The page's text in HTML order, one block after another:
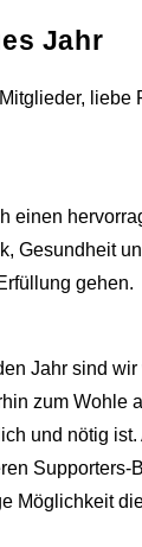
Jahr
liebe
einen
Gesundheit
gehen.
Jahr sind
zum Wohle
und nötig
Supporters-
Möglichkeit